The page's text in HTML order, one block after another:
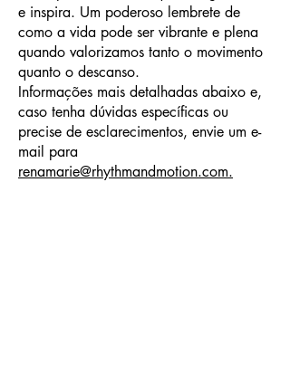
e inspira. Um poderoso lembrete de
como a vida pode ser vibrante e plena
quando valorizamos tanto o movimento
quanto o descanso.
Informações mais detalhadas abaixo e,
caso tenha dúvidas específicas ou
precise de esclarecimentos, envie um e-
mail para
renamarie@rhythmandmotion.com.